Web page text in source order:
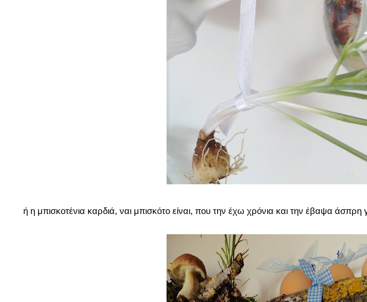
ή η μπισκοτένια καρδιά, ναι μπισκότο είναι, που την έχω χρόνια και την έβαψα άσπρη